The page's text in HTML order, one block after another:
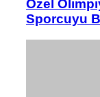
Özel
Sporcuyu